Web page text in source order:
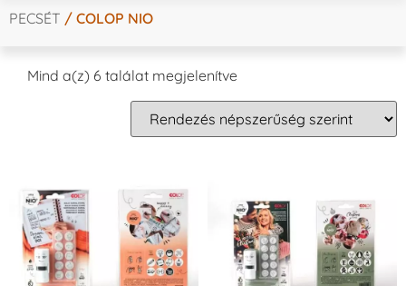
PECSÉT / COLOP NIO
Mind a(z) 6 találat megjelenítve